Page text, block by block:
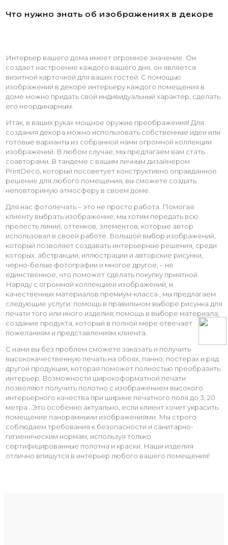
Что нужно знать об изображениях в декоре
Интерьер вашего дома имеет огромное значение. Он
создает настроение каждого вашего дня, он является
визитной карточкой для ваших гостей. С помощью
изображений в декоре интерьеру каждого помещения в
доме можно придать свой индивидуальный характер, сделать
его неординарным.
Итак, в ваших руках мощное оружие преображения! Для
создания декора можно использовать собственные идеи или
готовые варианты из собранной нами огромной коллекции
изображений. В любом случае, мы предлагаем вам стать
соавторами. В тандеме с вашим личным дизайнером
PrintDeco, который посоветует конструктивно оправданное
решение для любого помещения, вы сможете создать
неповторимую атмосферу в своем доме.
Для нас фотопечать – это не просто работа. Помогая
клиенту выбрать изображение, мы хотим передать всю
прелесть линий, оттенков, элементов, которые автор
использовал в своей работе. Большой выбор изображений,
который позволяет создавать интерьерные решения, среди
которых: абстракции, иллюстрации и авторские рисунки,
черно-белые фотографии и многое другое, – не
единственное, что поможет сделать покупку приятной.
Наряду с огромной коллекцией изображений, и
качественных материалов премиум-класса , мы предлагаем
следующие услуги: помощь в правильном выборе рисунка для
печати того или иного изделия; помощь в выборе материала;
создание продукта, который в полной мере отвечает
пожеланиям и представлениям клиента.
С нами вы без проблем сможете заказать и получить
высококачественную печать на обоях, панно, постерах и ряд
другой продукции, которая поможет полностью преобразить
интерьер. Возможности широкоформатной печати
позволяют получить полотно с изображением высокого
интерьерного качества при ширине печатного поля до 3, 20
метра . Это особенно актуально, если клиент хочет украсить
помещение панорамными изображениями. Мы строго
соблюдаем требования к безопасности и санитарно-
гигиеническим нормам, используя только
сертифицированные полотна и краски. Наши изделия
отлично впишутся в интерьер любого вашего помещения!